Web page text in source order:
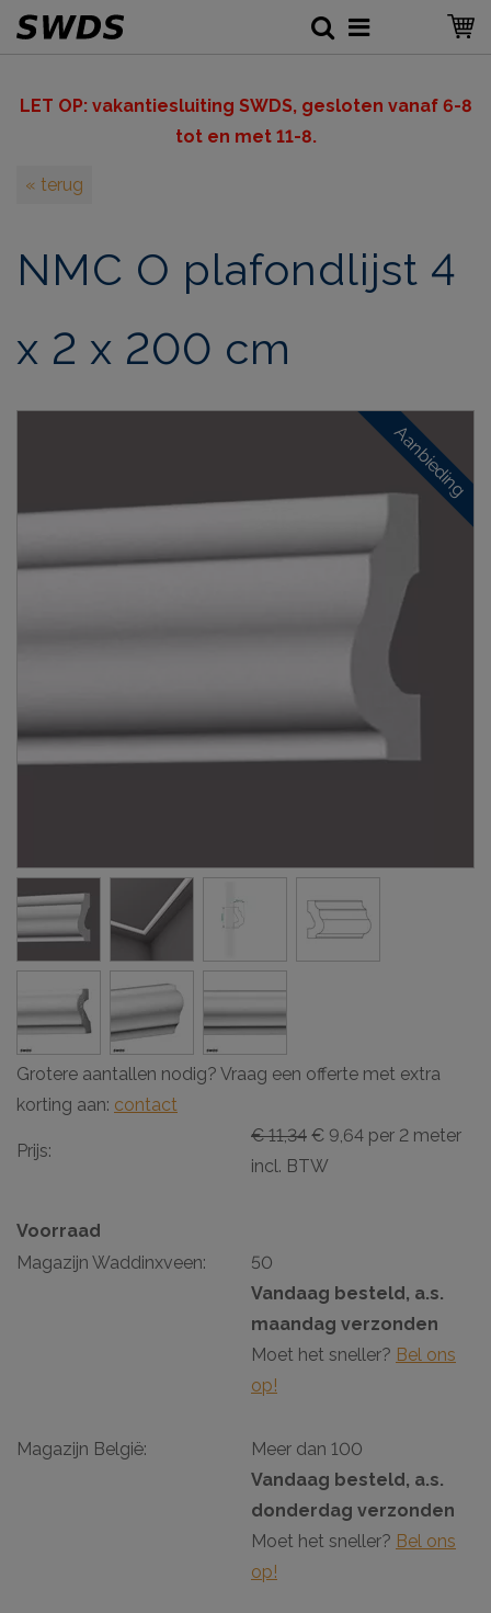
LET OP: vakantiesluiting SWDS, gesloten vanaf 6-8
tot en met 11-8.
« terug
NMC O plafondlijst 4
x 2 x 200 cm
Aanbieding
Grotere aantallen nodig? Vraag een offerte met extra
korting aan: contact
Prijs:
€ 11,34 € 9,64 per 2 meter
incl. BTW
Voorraad
Magazijn Waddinxveen:
50
Vandaag besteld, a.s.
maandag verzonden
Moet het sneller? Bel ons
op!
Magazijn België:
Meer dan 100
Vandaag besteld, a.s.
donderdag verzonden
Moet het sneller? Bel ons
op!